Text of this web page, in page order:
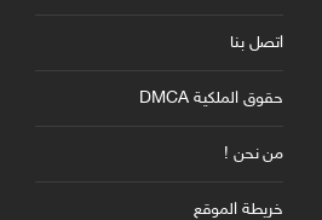
اتصل بنا
حقوق الملكية DMCA
من نحن !
خريطة الموقع